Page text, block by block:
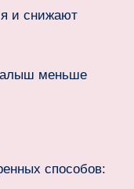
и снижают
меньше
способов: